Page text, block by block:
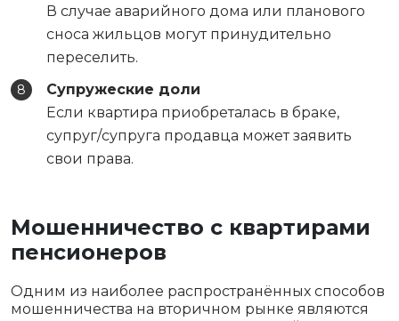
В случае аварийного дома или планового
сноса жильцов могут принудительно
переселить.
Супружеские доли
Если квартира приобреталась в браке,
супруг/супруга продавца может заявить
свои права.
Мошенничество с квартирами
пенсионеров
Одним из наиболее распространённых способов
мошенничества на вторичном рынке являются